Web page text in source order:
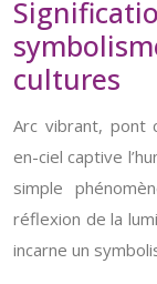
cultures
Arc vibrant, pont
en-ciel captive
simple
réflexion de la
incarne un